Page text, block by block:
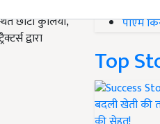
छोटो कुलिया,
द्वारा
पीएम
Top